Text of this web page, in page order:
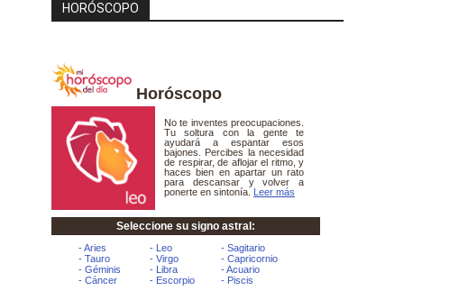
HORÓSCOPO
Horóscopo